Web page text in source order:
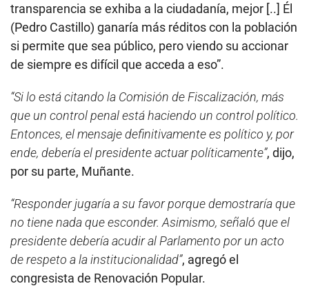
transparencia se exhiba a la ciudadanía, mejor [..] Él
(Pedro Castillo) ganaría más réditos con la población
si permite que sea público, pero viendo su accionar
de siempre es difícil que acceda a eso”.
“Si lo está citando la Comisión de Fiscalización, más
que un control penal está haciendo un control político.
Entonces, el mensaje definitivamente es político y, por
ende, debería el presidente actuar políticamente”, dijo,
por su parte, Muñante.
“Responder jugaría a su favor porque demostraría que
no tiene nada que esconder. Asimismo, señaló que el
presidente debería acudir al Parlamento por un acto
de respeto a la institucionalidad”, agregó el
congresista de Renovación Popular.